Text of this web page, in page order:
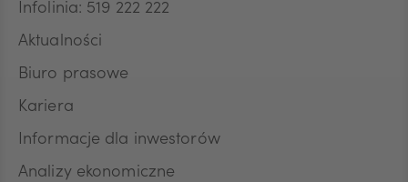
Infolinia: 519 222 222
Aktualności
Biuro prasowe
Kariera
Informacje dla inwestorów
Analizy ekonomiczne